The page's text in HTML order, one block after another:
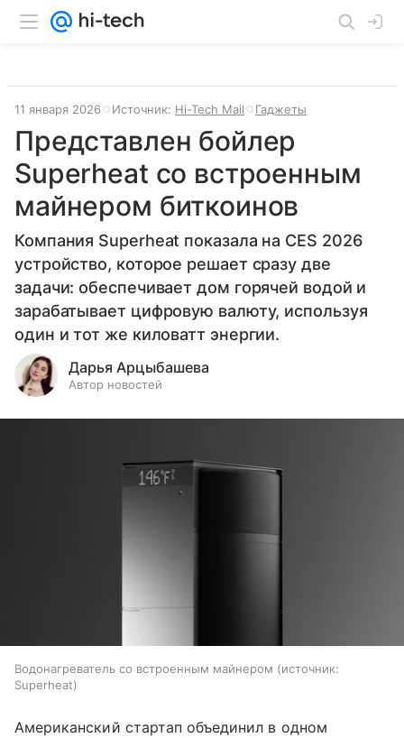
11 января 2026 Источник: Hi-Tech Mail Гаджеты
Представлен бойлер
Superheat со встроенным
майнером биткоинов
Компания Superheat показала на CES 2026
устройство, которое решает сразу две
задачи: обеспечивает дом горячей водой и
зарабатывает цифровую валюту, используя
один и тот же киловатт энергии.
Дарья Арцыбашева
Автор новостей
Водонагреватель со встроенным майнером
источник:
Superheat
Американский стартап объединил в одном